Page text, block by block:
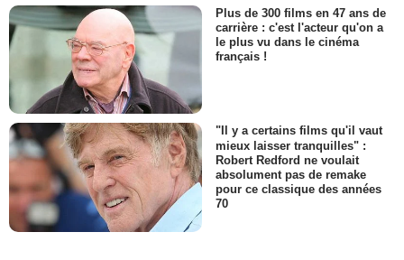
Plus de 300 films en 47 ans de
carrière : c'est l'acteur qu'on a
le plus vu dans le cinéma
français !
"Il y a certains films qu'il vaut
mieux laisser tranquilles" :
Robert Redford ne voulait
absolument pas de remake
pour ce classique des années
70